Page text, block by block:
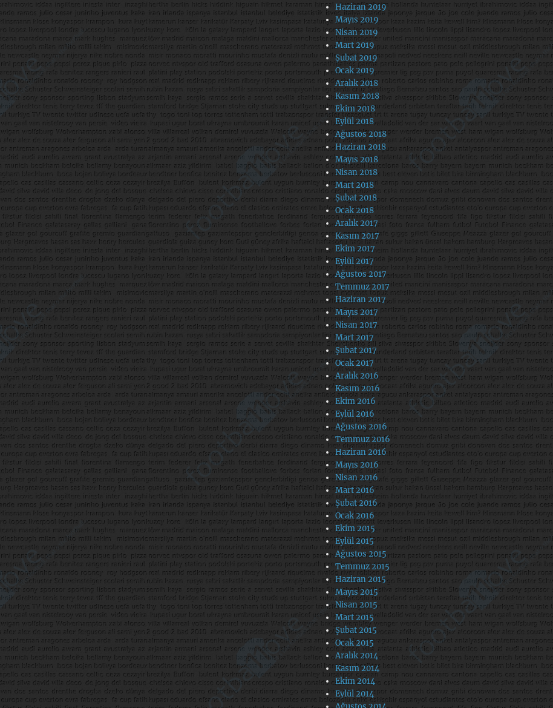
Haziran 2019
Mayıs 2019
Nisan 2019
Mart 2019
Şubat 2019
Ocak 2019
Aralık 2018
Kasım 2018
Ekim 2018
Eylül 2018
Ağustos 2018
Haziran 2018
Mayıs 2018
Nisan 2018
Mart 2018
Şubat 2018
Ocak 2018
Aralık 2017
Kasım 2017
Ekim 2017
Eylül 2017
Ağustos 2017
Temmuz 2017
Haziran 2017
Mayıs 2017
Nisan 2017
Mart 2017
Şubat 2017
Ocak 2017
Aralık 2016
Kasım 2016
Ekim 2016
Eylül 2016
Ağustos 2016
Temmuz 2016
Haziran 2016
Mayıs 2016
Nisan 2016
Mart 2016
Şubat 2016
Ocak 2016
Ekim 2015
Eylül 2015
Ağustos 2015
Temmuz 2015
Haziran 2015
Mayıs 2015
Nisan 2015
Mart 2015
Şubat 2015
Ocak 2015
Aralık 2014
Kasım 2014
Ekim 2014
Eylül 2014